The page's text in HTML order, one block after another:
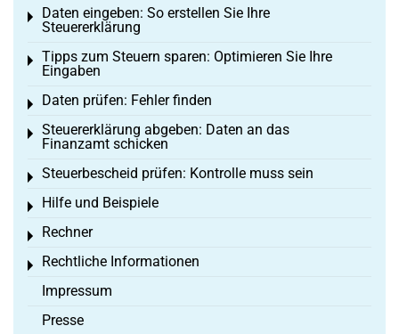
Daten eingeben: So erstellen Sie Ihre
Steuererklärung
Toggle menu
Tipps zum Steuern sparen: Optimieren Sie Ihre
Eingaben
Toggle menu
Daten prüfen: Fehler finden
Toggle menu
Steuererklärung abgeben: Daten an das
Finanzamt schicken
Toggle menu
Steuerbescheid prüfen: Kontrolle muss sein
Toggle menu
Hilfe und Beispiele
Toggle menu
Rechner
Toggle menu
Rechtliche Informationen
Toggle menu
Impressum
Presse